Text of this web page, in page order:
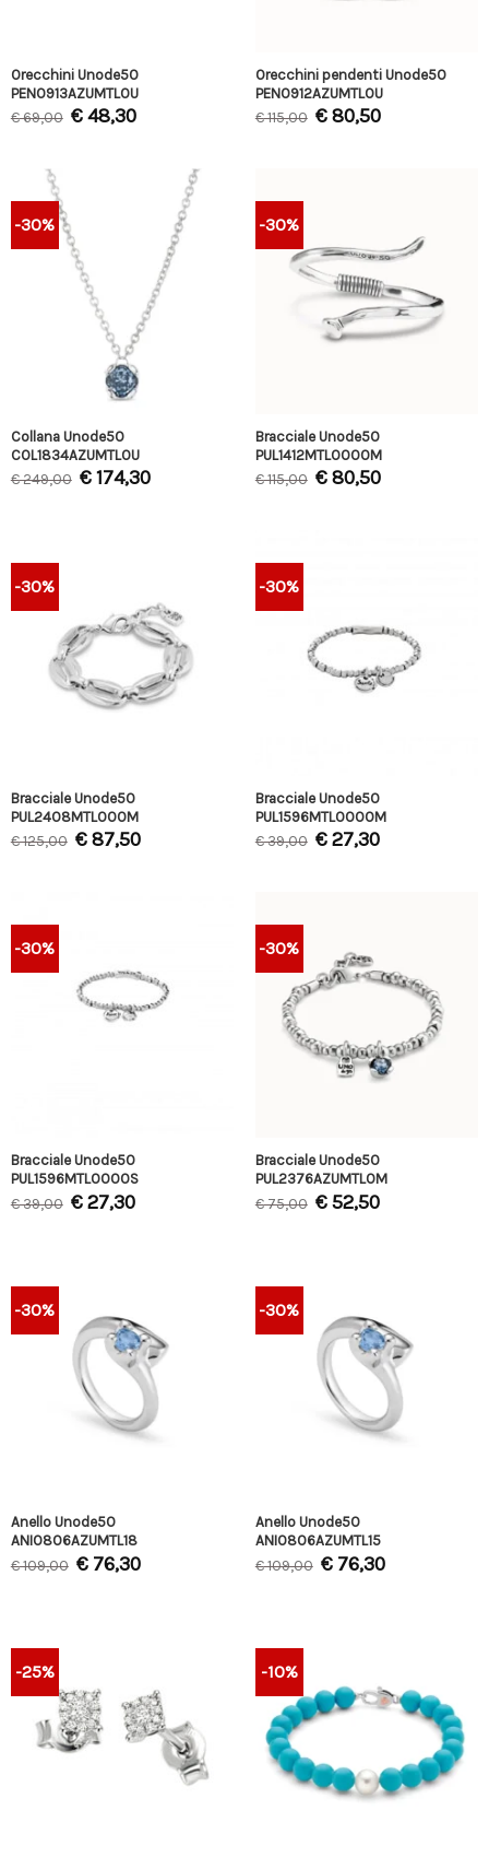
Orecchini Unode50
PEN0913AZUMTL0U
€69,00 €48,30
Orecchini pendenti Unode50
PEN0912AZUMTL0U
€115,00 €80,50
-30%
Collana Unode50
COL1834AZUMTL0U
€249,00 €174,30
-30%
Bracciale Unode50
PUL1412MTL0000M
€115,00 €80,50
-30%
Bracciale Unode50
PUL2408MTL000M
€125,00 €87,50
-30%
Bracciale Unode50
PUL1596MTL0000M
€39,00 €27,30
-30%
Bracciale Unode50
PUL1596MTL0000S
€39,00 €27,30
-30%
Bracciale Unode50
PUL2376AZUMTL0M
€75,00 €52,50
-30%
Anello Unode50
ANI0806AZUMTL18
€109,00 €76,30
-30%
Anello Unode50
ANI0806AZUMTL15
€109,00 €76,30
-25% -10%